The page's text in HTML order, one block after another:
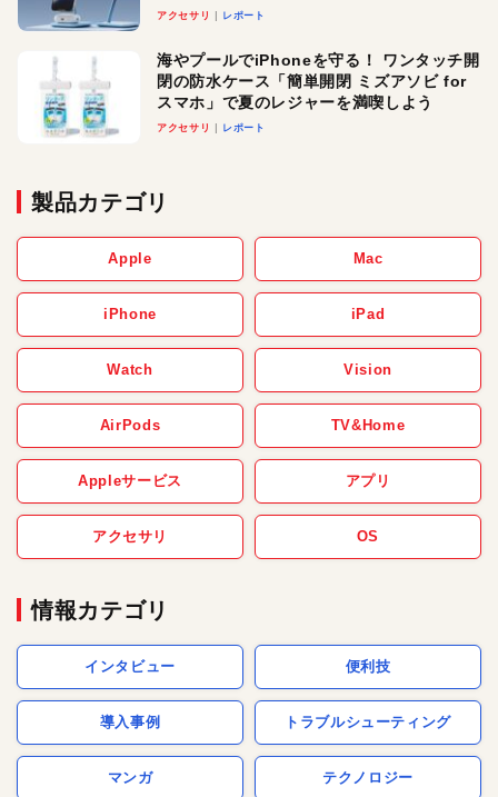
ースでおしゃれに充電したい人にオスス
アクセサリ レポート
海やプールでiPhoneを守る！ ワンタッチ開
閉の防水ケース「簡単開閉 ミズアソビ for
スマホ」で夏のレジャーを満喫しよう
アクセサリ レポート
製品カテゴリ
Apple Mac
iPhone iPad
Watch Vision
AirPods TV&Home
Appleサービス アプリ
アクセサリ OS
情報カテゴリ
インタビュー 便利技
導入事例 トラブルシューティング
マンガ テクノロジー